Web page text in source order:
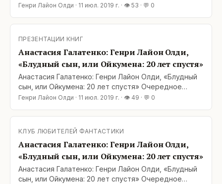
возвращение в мир Ойкумены. Уже как домой туда
какой-то подытоживающий, что ли. Наверное из-за
знакомцы: Лючано Борготта, Марк Кай Тумидус,
Генри Лайон Олди · 11 июл. 2019 г. · 👁 53 · 💬 0
ПРЕЗЕНТАЦИИ КНИГ
Анастасия Галатенко: Генри Лайон Олди,
«Блудный сын, или Ойкумена: 20 лет спустя»
Анастасия Галатенко: Генри Лайон Олди, «Блудный
сын, или Ойкумена: 20 лет спустя» Очередное
возвращение в мир Ойкумены. Уже как домой туда
какой-то подытоживающий, что ли. Наверное из-за
того, что перед нами снова появляются старые
знакомцы: Лючано Борготта, Марк Кай Тумидус,
Генри Лайон Олди · 11 июл. 2019 г. · 👁 49 · 💬 0
КЛУБ ЛЮБИТЕЛЕЙ ФАНТАСТИКИ
Анастасия Галатенко: Генри Лайон Олди,
«Блудный сын, или Ойкумена: 20 лет спустя»
Анастасия Галатенко: Генри Лайон Олди, «Блудный
сын, или Ойкумена: 20 лет спустя» Очередное